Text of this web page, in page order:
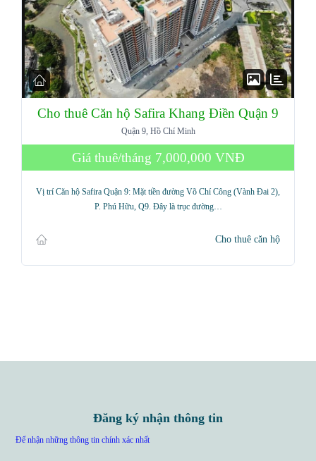
Cho thuê Căn hộ Safira Khang Điền Quận 9
Quận 9, Hồ Chí Minh
Giá thuê/tháng 7,000,000 VNĐ
Vị trí Căn hộ Safira Quận 9: Mặt tiền đường Võ Chí Công (Vành Đai 2),
P. Phú Hữu, Q9. Đây là trục đường…
Cho thuê căn hộ
Đăng ký nhận thông tin
Để nhận những thông tin chính xác nhất